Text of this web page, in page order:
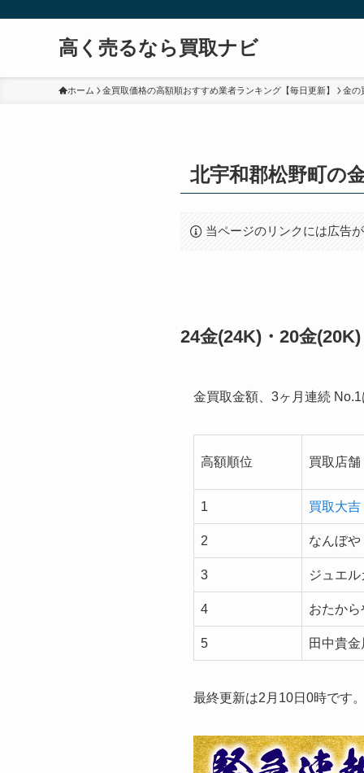
高く売るなら買取ナビ
ホーム 金買取価格の高額順おすすめ業者ランキング【毎日更新】 金の
北宇和郡松野町の
当ページのリンクには広告
24金(24K)・20金
金買取金額、3ヶ月連続
高額順位 買取店舗
1 買取大吉
2 なんぼや
3 ジュエ
4 おたから
5 田中貴金
最終更新は2月10日0時です